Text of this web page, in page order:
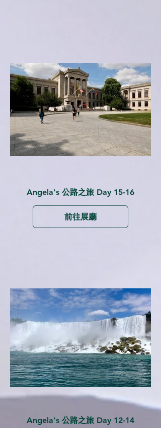
Angela's 公路之旅 Day 15-16
前往展廳
Angela's 公路之旅 Day 12-14